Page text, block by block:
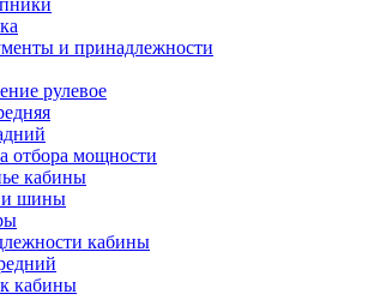
и принадлежности
рулевое
отбора мощности
кабины
и шины
кабины
кабины